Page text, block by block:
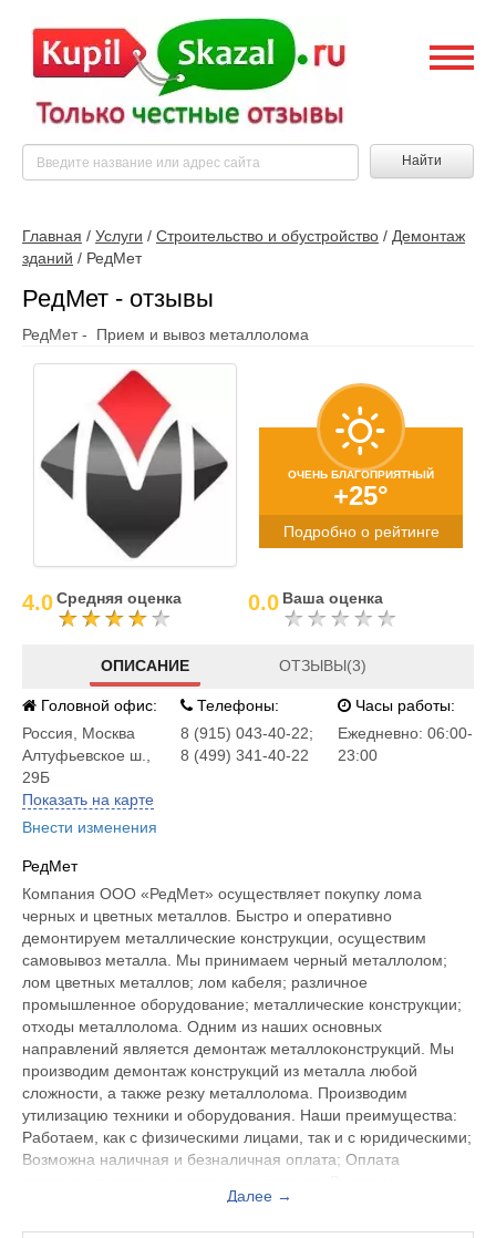
Найти
Главная / Услуги / Строительство и обустройство / Демонтаж
зданий / РедМет
РедМет - отзывы
РедМет - Прием и вывоз металлолома
ОЧЕНЬ БЛАГОПРИЯТНЫЙ
+25°
Подробно о рейтинге
4.0Средняя оценка 0.0 Ваша оценка
ОПИСАНИЕ ОТЗЫВЫ(3)
Головной офис:
Россия
Москва
Алтуфьевское ш.,
29Б
Показать на карте
Внести изменения
Телефоны:
8 (915) 043-40-22;
8 (499) 341-40-22
Часы работы:
Ежедневно: 06:00-
23:00
РедМет
Компания ООО «РедМет» осуществляет покупку лома
черных и цветных металлов. Быстро и оперативно
демонтируем металлические конструкции, осуществим
самовывоз металла. Мы принимаем черный металлолом;
лом цветных металлов; лом кабеля; различное
промышленное оборудование; металлические конструкции;
отходы металлолома. Одним из наших основных
направлений является демонтаж металлоконструкций. Мы
производим демонтаж конструкций из металла любой
сложности, а также резку металлолома. Производим
утилизацию техники и оборудования. Наши преимущества:
Работаем, как с физическими лицами, так и с юридическими;
Возможна наличная и безналичная оплата; Оплата
металлолом в день обращения; Находим решения для работ
Далее →